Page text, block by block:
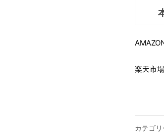
楽天市
カテゴリ